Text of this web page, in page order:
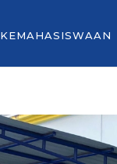
KEMAHASISWAAN